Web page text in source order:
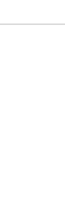
Vipps, Klarna
debiteras kortet/